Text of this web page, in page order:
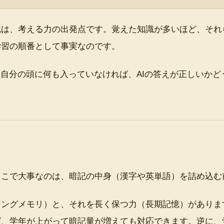
、考える力の出発点です。覚えた知識が多いほど、そ
の順番として事実なのです。
分の頭に何も入っていなければ、AIの答えが正しいか
で大事なのは、暗記の中身（漢字や英単語）を詰め込
グメモリ）と、それを長く保つ力（長期記憶）があり
学年が上がって暗記量が増えても対応できます。逆に